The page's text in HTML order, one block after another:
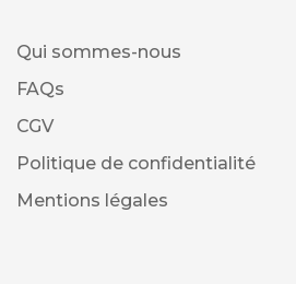
Qui sommes-nous
FAQs
CGV
Politique de confidentialité
Mentions légales